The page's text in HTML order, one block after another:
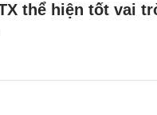
thể hiện tốt vai